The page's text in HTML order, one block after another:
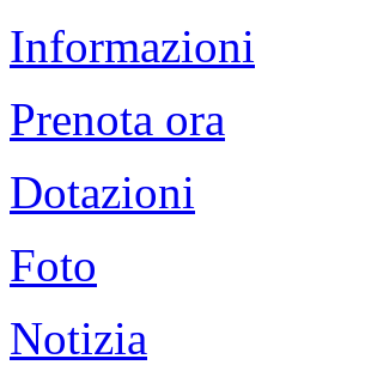
Informazioni
Prenota ora
Dotazioni
Foto
Notizia